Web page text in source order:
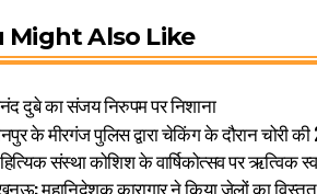
Might Also Like
दुबे का संजय निरुपम पर निशाना
के मीरगंज पुलिस द्वारा चेकिंग के दौरान चोरी
संस्था कोशिश के वार्षिकोत्सव पर ऋत्विक
महानिदेशक कारागार ने किया जेलों का विस्तृत